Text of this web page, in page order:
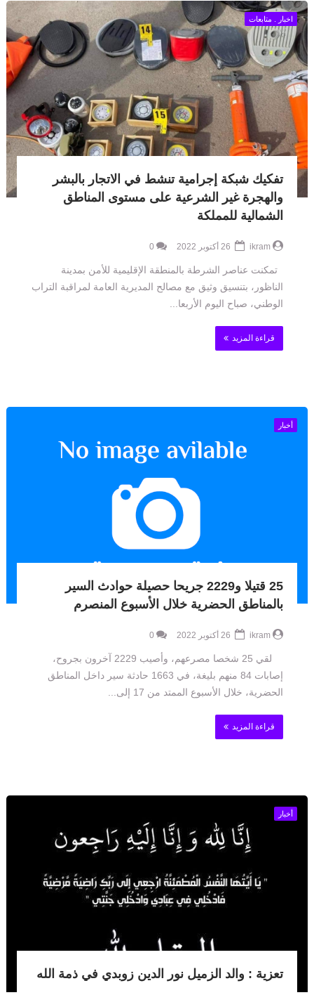
اخبار . متابعات
تفكيك شبكة إجرامية تنشط في الاتجار بالبشر
والهجرة غير الشرعية على مستوى المناطق
الشمالية للمملكة
ikram
0
تمكنت عناصر الشرطة بالمنطقة الإقليمية للأمن بمدينة
الناظور، بتنسيق وثيق مع مصالح المديرية العامة لمراقبة التراب
الوطني، صباح اليوم الأربعا...
قراءة المزيد
أخبار
25 قتيلا و2229 جريحا حصيلة حوادث السير
بالمناطق الحضرية ‏خلال الأسبوع المنصرم
ikram
0
لقي 25 شخصا مصرعهم، وأصيب 2229 آخرون بجروح،
إصابات 84 منهم بليغة، في 1663 حادثة سير داخل المناطق
‏الحضرية، خلال الأسبوع الممتد من 17 إلى...
قراءة المزيد
أخبار
تعزية : والد الزميل نور الدين زوبدي في ذمة الله